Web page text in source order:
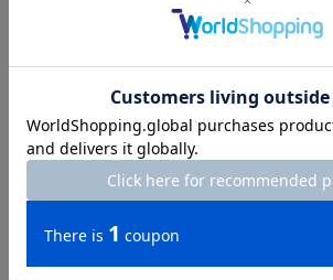
8レビュー
2024.11.07
Various